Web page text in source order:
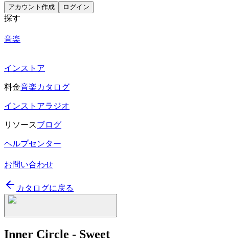
アカウント作成 ログイン
探す
音楽
インストア
料金音楽カタログ
インストアラジオ
リソースブログ
ヘルプセンター
お問い合わせ
カタログに戻る
Inner Circle - Sweet